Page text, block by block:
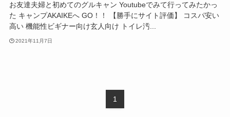
お友達夫婦と初めてのグルキャン Youtubeでみて行ってみたかっ
た キャンプAKAIKEへ GO！！ 【勝手にサイト評価】 コスパ安い
高い 機能性ビギナー向け玄人向け トイレ汚...
2021年11月7日
1